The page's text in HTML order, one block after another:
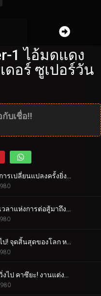
1 ไอ้มดแดง
ดอร์ ซูเปอร์วัน
บเชื่อ!!
ตอนที่ 1 การเปลี่ยนแปลงครั้งยิ่งใหญ่ของมนุษย์ที่ได้รับการปรับปรุงใหม่สำหรับโลก